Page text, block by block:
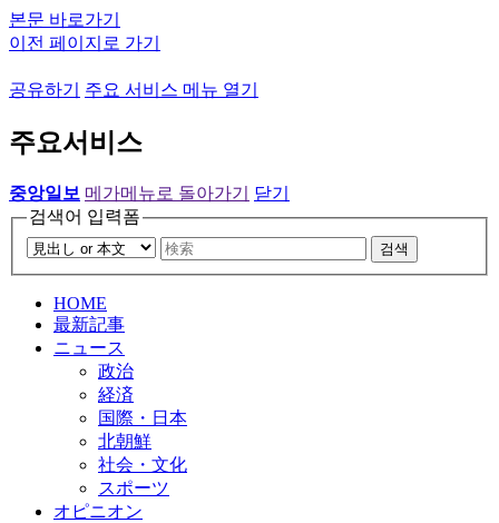
본문 바로가기
이전 페이지로 가기
공유하기 주요 서비스 메뉴 열기
주요서비스
중앙일보 메가메뉴로 돌아가기
닫기
검색어 입력폼
검색
HOME
最新記事
ニュース
政治
経済
国際・日本
北朝鮮
社会・文化
スポーツ
オピニオン